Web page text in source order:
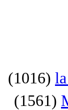
(1016)
(1561)